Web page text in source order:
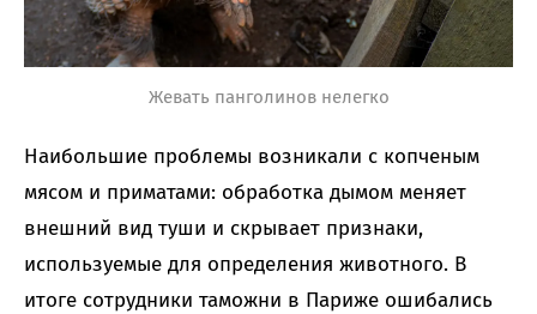
Жевать панголинов нелегко
Наибольшие проблемы возникали с копченым
мясом и приматами: обработка дымом меняет
внешний вид туши и скрывает признаки,
используемые для определения животного. В
итоге сотрудники таможни в Париже ошибались